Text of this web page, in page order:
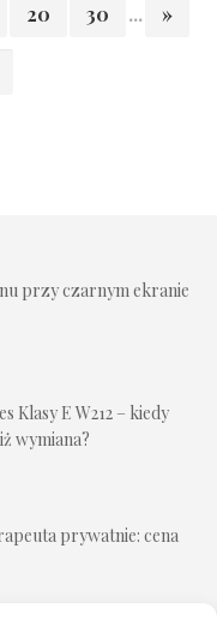
20 30 ... »
przy czarnym ekranie
Klasy E W212 – kiedy
wymiana?
prywatnie: cena